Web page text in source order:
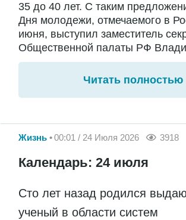
35 до 40 лет. С таким
Дня молодежи, отмечаемого в
июня, выступил заместитель
Общественной палаты РФ
Читать полностью
Жизнь 00:01 / 24 Июля 2026 3918
Календарь: 24 июля
Сто лет назад родился
ученый в области систем